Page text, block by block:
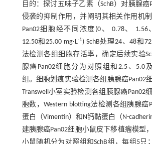
目的：探讨五味子乙素（SchB）对胰腺癌
侵袭的抑制作用，并阐明其相关作用机
Pan02细胞经不同浓度(0、 0.78、 1.56
12.50和25.00 mg·L-1) SchB处理24、48和
法检测各组细胞存活率，确定后续实验
腺癌Pan02细胞分为对照组和2.5、5.0及
组。细胞划痕实验检测各组胰腺癌Pan02
Transwell小室实验检测各组胰腺癌Pan02
胞数，Western blotting法检测各组胰腺癌
蛋白（Vimentin）和N钙黏蛋白（N-
建胰腺癌Pan02细胞小鼠皮下移植瘤模型
小鼠随机分为对照组和SchB组，每组5只